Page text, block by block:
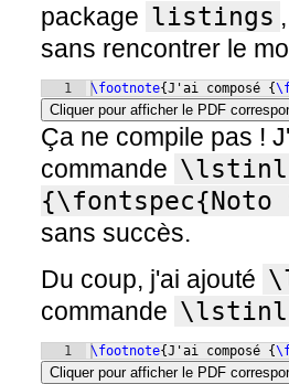
package listings
sans rencontrer le
1 \footnote{J'ai composé {
Cliquer pour afficher le PDF
Ça ne compile pas !
commande
{\fontspec{Noto
sans succès.
Du coup, j'ai ajouté
commande
1 \footnote{J'ai composé {
Cliquer pour afficher le PDF